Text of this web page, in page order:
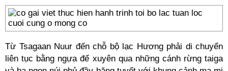
Từ Tsagaan Nuur đến chỗ bộ lạc Hương phải di chuyển
liên tục bằng ngựa để xuyên qua những cánh rừng taiga